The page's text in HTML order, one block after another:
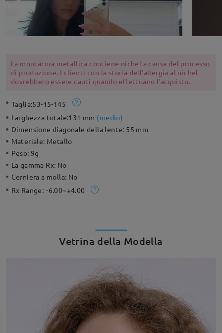
La montatura metallica contiene nichel a causa del processo
di produzione. I clienti con la storia dell'allergia al nichel
dovrebbero essere cauti quando effettuano l'acquisto.
Taglia:53-15-145
Larghezza totale:131 mm (medio)
Dimensione diagonale della lente: 55 mm
Materiale: Metallo
Peso: 9g
La gamma Rx: No
Cerniera a molla: No
Rx Range: -6.00~+4.00
Vetrina della Modella